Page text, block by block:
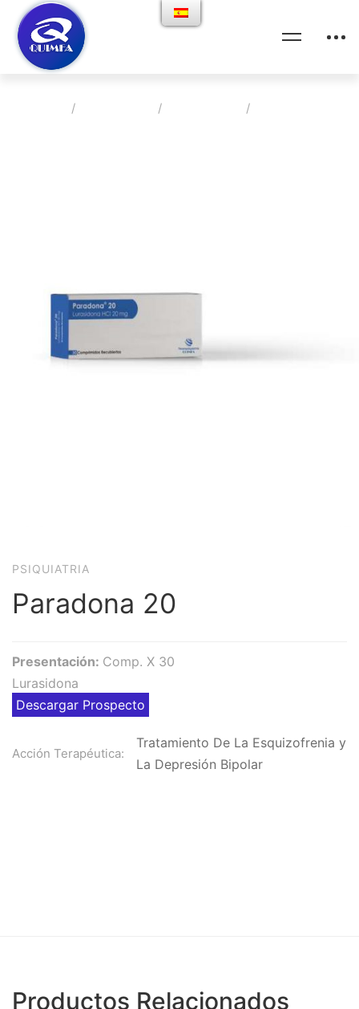
PSIQUIATRIA
Paradona 20
Presentación: Comp. X 30
Lurasidona
Descargar Prospecto
Acción Terapéutica:
Tratamiento De La Esquizofrenia y
La Depresión Bipolar
Productos Relacionados